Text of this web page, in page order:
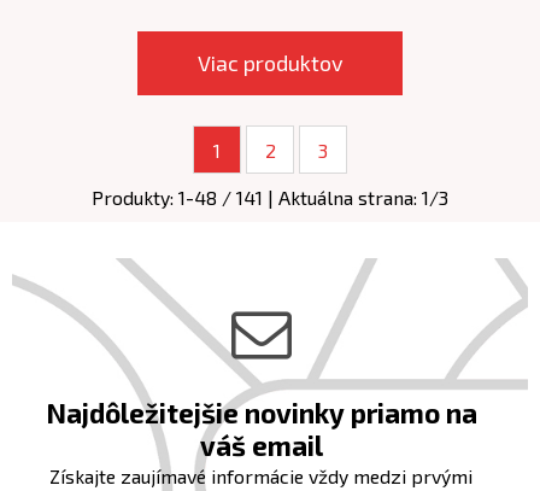
Viac produktov
1 2 3
Produkty: 1-48 / 141 | Aktuálna strana: 1/3
Najdôležitejšie novinky priamo na
váš email
Získajte zaujímavé informácie vždy medzi prvými